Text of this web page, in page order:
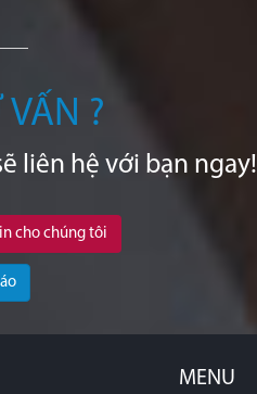
?
liên hệ với bạn ngay!
cho chúng tôi
MENU